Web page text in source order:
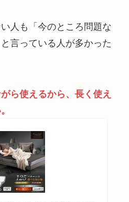
人も「今のところ問題な
言っている人が多かった
ら使えるから、長く使え